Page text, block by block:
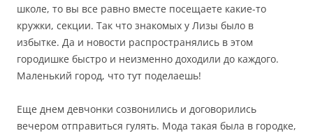
школе, то вы все равно вместе посещаете какие-то
кружки, секции. Так что знакомых у Лизы было в
избытке. Да и новости распространялись в этом
городишке быстро и неизменно доходили до каждого.
Маленький город, что тут поделаешь!
Еще днем девчонки созвонились и договорились
вечером отправиться гулять. Мода такая была в городке,